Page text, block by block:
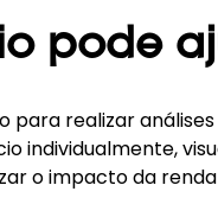
pode
para realizar
individualmente,
o impacto da